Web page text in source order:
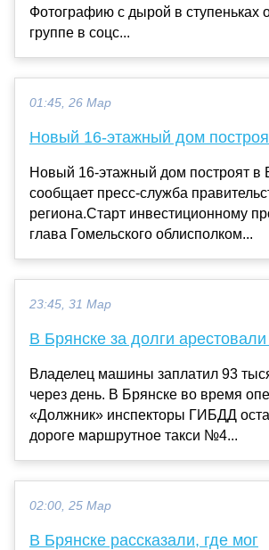
Фотографию с дырой в ступеньках
группе в соцс...
01:45, 26 Мар
Новый 16-этажный дом
Новый 16-этажный дом построят в
сообщает пресс-служба
региона.Старт инвестиционному
глава Гомельского облисполком...
23:45, 31 Мар
В Брянске за долги
Владелец машины заплатил 93
через день. В Брянске во время
«Должник» инспекторы ГИБДД
дороге маршрутное такси №4...
02:00, 25 Мар
В Брянске рассказали, где мог